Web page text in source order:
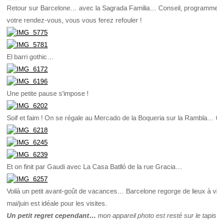
Retour sur Barcelone… avec la Sagrada Familia… Conseil,
votre rendez-vous, vous vous ferez refouler !
El barri gothic…
Une petite pause s'impose !
Soif et faim ! On se régale au Mercado de la Boqueria sur la
Et on finit par Gaudi avec La Casa Batlló de la rue Gracia…
Voilà un petit avant-goût de vacances… Barcelone regorge de lieux à
mai/juin est idéale pour les visites.
Un petit regret cependant… mon appareil photo est resté sur le